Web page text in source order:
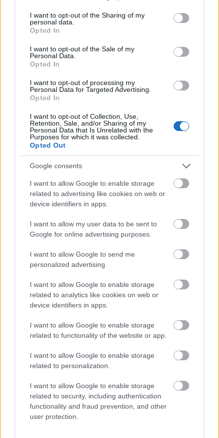
not limited to your visit or usage behaviour. You may click to
grant or deny consent to Google and its third-party tags to
use your data for below specified purposes in below Google
consent section.
I want to opt-out of the Sharing of my
personal data.
Opted In
I want to opt-out of the Sale of my
Personal Data.
Opted In
I want to opt-out of processing my
Personal Data for Targeted Advertising.
Opted In
I want to opt-out of Collection, Use,
Retention, Sale, and/or Sharing of my
Personal Data that Is Unrelated with the
Purposes for which it was collected.
Opted Out
Google consents
I want to allow Google to enable storage
related to advertising like cookies on web or
device identifiers in apps.
I want to allow my user data to be sent to
Google for online advertising purposes.
I want to allow Google to send me
personalized advertising.
I want to allow Google to enable storage
related to analytics like cookies on web or
device identifiers in apps.
I want to allow Google to enable storage
related to functionality of the website or app.
I want to allow Google to enable storage
related to personalization.
I want to allow Google to enable storage
related to security, including authentication
functionality and fraud prevention, and other
user protection.
LUETUIMMAT
LISÄÄ ARTIKKELEITA
Kuva: Thibaut/NordicFocus
Sprintit hiihdettiin eilen Lake
Placidissa – suomalaisilla ei
asiaa finaaleihin
Lake Placidin maastohiihdon maailmancupin
päätösviikonloppu jatkui eilen sprinttikisoilla.
Suomalaisilla ei ollut aisaa kärkeen, mutta
pitkän ja kunniakkaan uransa lopettava
Federico Pellegrino (kuvassa) kruunasi
päätöskautensa voitolla. Naisten puolella Ruotsi
KIRJOITTAJA MAASTOHIIHTO.COM
|
MAASTOHIIHTO
Birken-voittajat jälleen ykkösiä
Marcialonga Bodøssä – Kati Roivas kauden